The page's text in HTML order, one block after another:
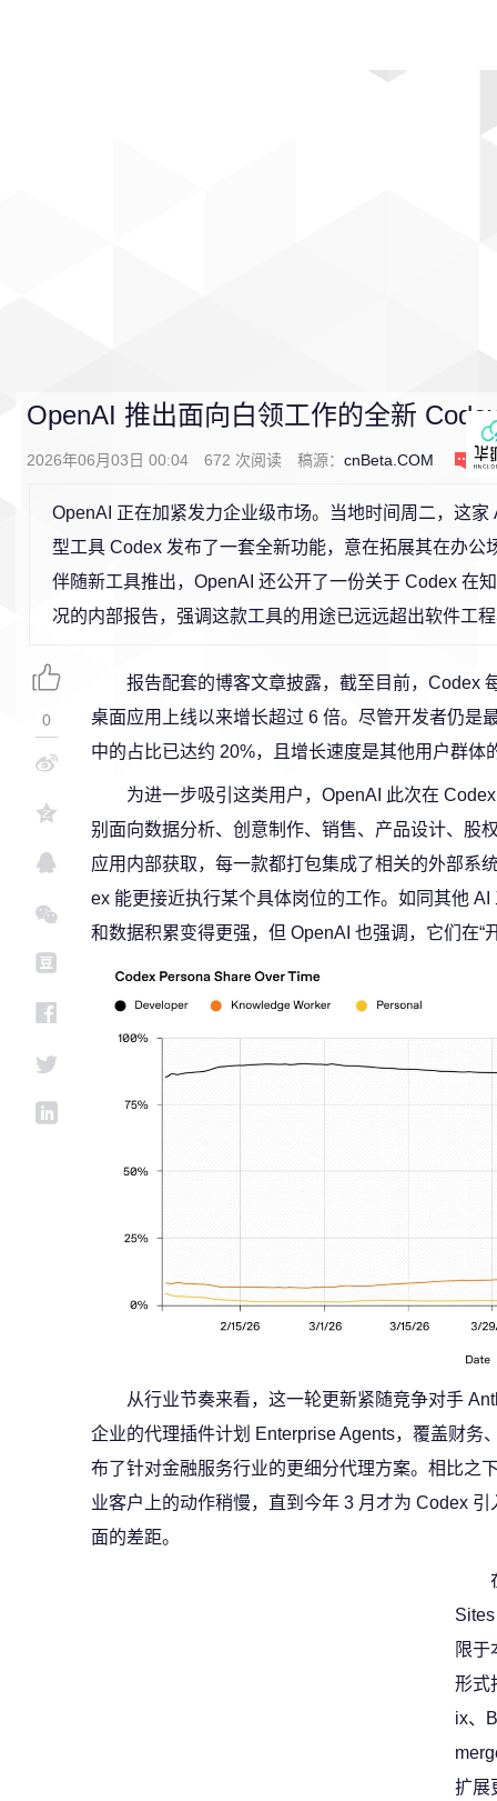
OpenAI 推出面向白领工作的全新
2026年06月03日 00:04 672 次阅读 稿源： cnBeta.COM 0
OpenAI 正在加紧发力企业级市场。当地时间周二，这家
型工具 Codex 发布了一套全新功能，意在拓展其在办公
伴随新工具推出，OpenAI 还公开了一份关于 Codex 在
况的内部报告，强调这款工具的用途已远远超出软件工
报告配套的博客文章披露，截至目前，Codex
桌面应用上线以来增长超过 6 倍。尽管开发者仍是
中的占比已达约 20%，且增长速度是其他用户群体
为进一步吸引这类用户，OpenAI 此次在
别面向数据分析、创意制作、销售、产品设计、股
应用内部获取，每一款都打包集成了相关的外部系
ex 能更接近执行某个具体岗位的工作。如同其他
和数据积累变得更强，但 OpenAI 也强调，它们在“
从行业节奏来看，这一轮更新紧随竞争对手
企业的代理插件计划 Enterprise Agents，覆盖财务
布了针对金融服务行业的更细分代理方案。相比之
业客户上的动作稍慢，直到今年 3 月才为 Codex
面的差距。
限于
形式
ix、
扩展
0